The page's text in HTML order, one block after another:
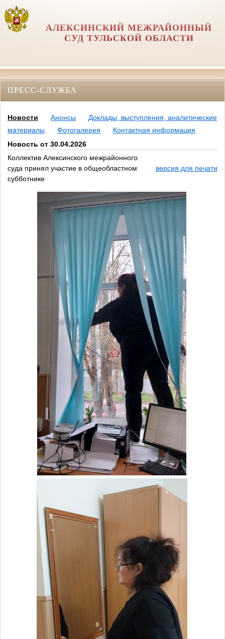
АЛЕКСИНСКИЙ МЕЖРАЙОННЫЙ
СУД ТУЛЬСКОЙ ОБЛАСТИ
ПРЕСС-СЛУЖБА
Новости Анонсы
Доклады, выступления, аналитические
материалы
Фотогалерея
Контактная информация
Новость от 30.04.2026
Коллектив Алексинского межрайонного
суда принял участие в общеобластном
субботнике
версия для печати